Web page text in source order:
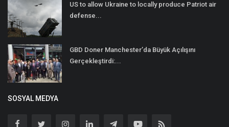
US to allow Ukraine to locally produce Patriot air
defense...
GBD Doner Manchester’da Büyük Açılışını
Gerçekleştirdi:...
SOSYAL MEDYA